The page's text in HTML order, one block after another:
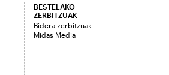
BESTELAKO
ZERBITZUAK
Bidera zerbitzuak
Midas Media